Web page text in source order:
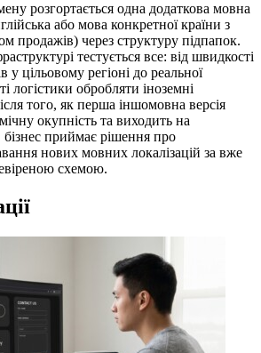
розгортається одна додаткова мовна
або мова конкретної країни з
продажів) через структуру підпапок.
тестується все: від швидкості
у цільовому регіоні до реальної
логістики обробляти іноземні
того, як перша іншомовна версія
окупність та виходить на
бізнес приймає рішення про
нових мовних локалізацій за вже
схемою.